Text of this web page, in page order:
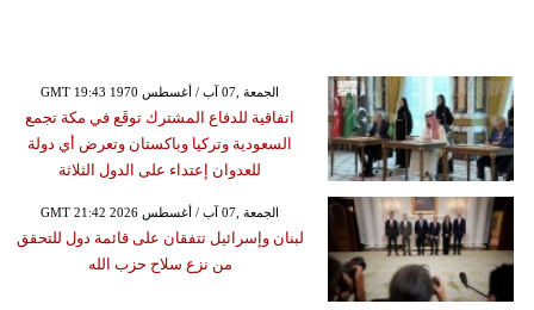
GMT 19:43 1970 الجمعة ,07 آب / أغسطس
اتفاقية للدفاع المشترك توقَع في مكة تجمع
السعودية وتركيا وباكستان وتعرض أي دولة
للعدوان إعتداء على الدول الثلاثة
GMT 21:42 2026 الجمعة ,07 آب / أغسطس
لبنان وإسرائيل تتفقان على قائمة دول للتحقق
من نزع سلاح حزب الله